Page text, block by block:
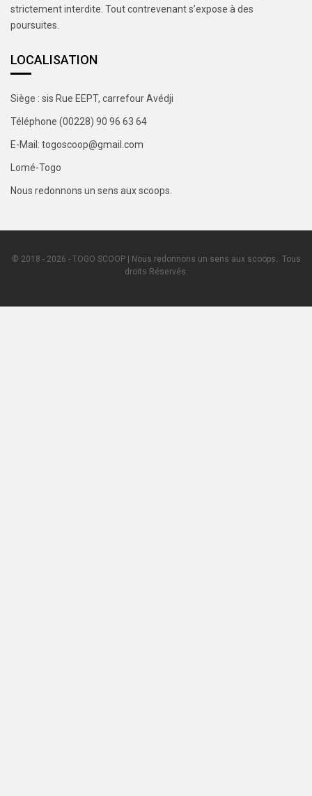
strictement interdite. Tout contrevenant s’expose à des
poursuites.
LOCALISATION
Siège : sis Rue EEPT, carrefour Avédji
Téléphone (00228) 90 96 63 64
E-Mail: togoscoop@gmail.com
Lomé-Togo
Nous redonnons un sens aux scoops.
© 2018 - 2026 - TOGO SCOOP | Nous redonnons un sens aux scoops.. Tous
droits Réservés.